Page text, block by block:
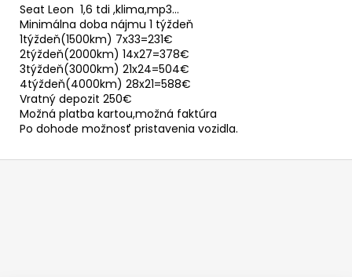
Seat Leon 1,6 tdi ,klima,mp3...
Minimálna doba nájmu 1 týždeň
1týždeň(1500km) 7x33=231€
2týždeň(2000km) 14x27=378€
3týždeň(3000km) 21x24=504€
4týždeň(4000km) 28x21=588€
Vratný depozit 250€
Možná platba kartou,možná faktúra
Po dohode možnosť pristavenia vozidla.
Z